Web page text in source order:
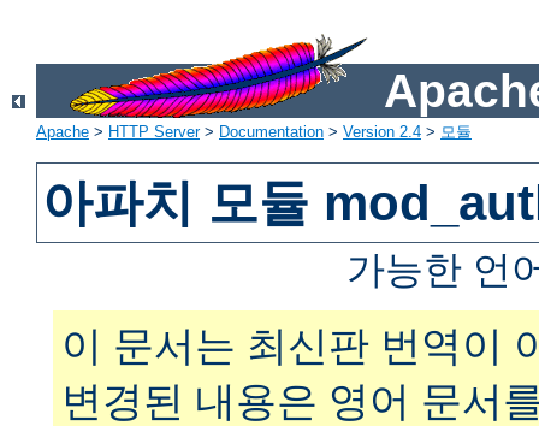
Apache > HTTP Server> Documentation > Version 2.4 > 모듈
아파치 모듈
가능한 언
이 문서는 최신판 번역이
변경된 내용은 영어 문서